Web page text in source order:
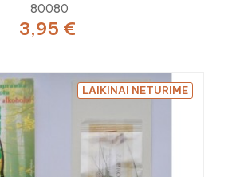
80080
3,95 €
LAIKINAI NETURIME